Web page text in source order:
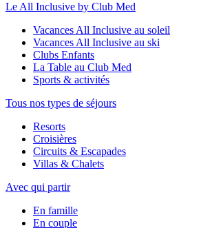
Le All Inclusive by Club Med
Vacances All Inclusive au soleil
Vacances All Inclusive au ski
Clubs Enfants
La Table au Club Med
Sports & activités
Tous nos types de séjours
Resorts
Croisières
Circuits & Escapades
Villas & Chalets
Avec qui partir
En famille
En couple